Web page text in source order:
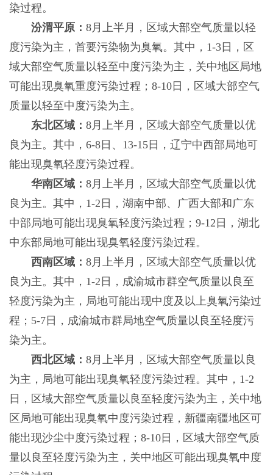
染过程。
汾渭平原： 8月上半月，区域大部空气质量以轻
度污染为主，首要污染物为臭氧。其中，1-3日，区
域大部空气质量以轻至中度污染为主，关中地区局地
可能出现臭氧重度污染过程；8-10日，区域大部空气
质量以轻至中度污染为主。
东北区域： 8月上半月，区域大部空气质量以优
良为主。其中，6-8日、13-15日，辽宁中西部局地可
能出现臭氧轻度污染过程。
华南区域： 8月上半月，区域大部空气质量以优
良为主。其中，1-2日，湖南中部、广西大部和广东
中部局地可能出现臭氧轻度污染过程；9-12日，湖北
中东部局地可能出现臭氧轻度污染过程。
西南区域： 8月上半月，区域大部空气质量以优
良为主。其中，1-2日，成渝城市群空气质量以良至
轻度污染为主，局地可能出现中度及以上臭氧污染过
程；5-7日，成渝城市群局地空气质量以良至轻度污
染为主。
西北区域： 8月上半月，区域大部空气质量以良
为主，局地可能出现臭氧轻度污染过程。其中，1-2
日，区域大部空气质量以良至轻度污染为主，关中地
区局地可能出现臭氧中度污染过程，新疆南疆地区可
能出现沙尘中度污染过程；8-10日，区域大部空气质
量以良至轻度污染为主，关中地区可能出现臭氧中度